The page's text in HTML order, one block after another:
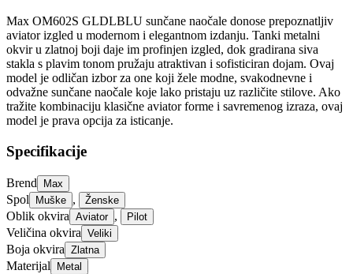
Max OM602S GLDLBLU sunčane naočale donose prepoznatljiv
aviator izgled u modernom i elegantnom izdanju. Tanki metalni
okvir u zlatnoj boji daje im profinjen izgled, dok gradirana siva
stakla s plavim tonom pružaju atraktivan i sofisticiran dojam. Ovaj
model je odličan izbor za one koji žele modne, svakodnevne i
odvažne sunčane naočale koje lako pristaju uz različite stilove. Ako
tražite kombinaciju klasične aviator forme i savremenog izraza, ovaj
model je prava opcija za isticanje.
Specifikacije
Brend Max
Spol Muške , Ženske
Oblik okvira Aviator , Pilot
Veličina okvira Veliki
Boja okvira Zlatna
Materijal Metal